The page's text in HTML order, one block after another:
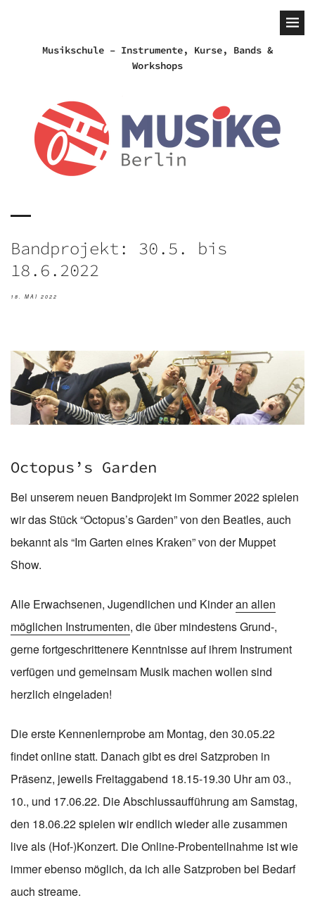
Musikschule – Instrumente, Kurse, Bands &
Workshops
Bandprojekt: 30.5. bis
18.6.2022
18. MAI 2022
Octopus’s Garden
Bei unserem neuen Bandprojekt im Sommer 2022 spielen
wir das Stück “Octopus’s Garden” von den Beatles, auch
bekannt als “Im Garten eines Kraken” von der Muppet
Show.
Alle Erwachsenen, Jugendlichen und Kinderan allen
möglichen Instrumenten, die über mindestens Grund-,
gerne fortgeschrittenere Kenntnisse auf ihrem Instrument
verfügen und gemeinsam Musik machen wollen sind
herzlich eingeladen!
Die erste Kennenlernprobe am Montag, den 30.05.22
findet online statt. Danach gibt es drei Satzproben in
Präsenz, jeweils Freitaggabend 18.15-19.30 Uhr am 03.,
10., und 17.06.22. Die Abschlussaufführung am Samstag,
den 18.06.22 spielen wir endlich wieder alle zusammen
live als (Hof-)Konzert. Die Online-Probenteilnahme ist wie
immer ebenso möglich, da ich alle Satzproben bei Bedarf
auch streame.